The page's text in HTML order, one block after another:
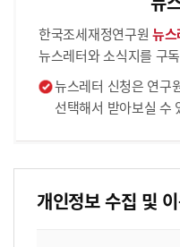
한국조세재정연구원 뉴
뉴스레터와 소식지를 구
뉴스레터 신청은 연구
선택해서 받아보실 수
개인정보 수집 및